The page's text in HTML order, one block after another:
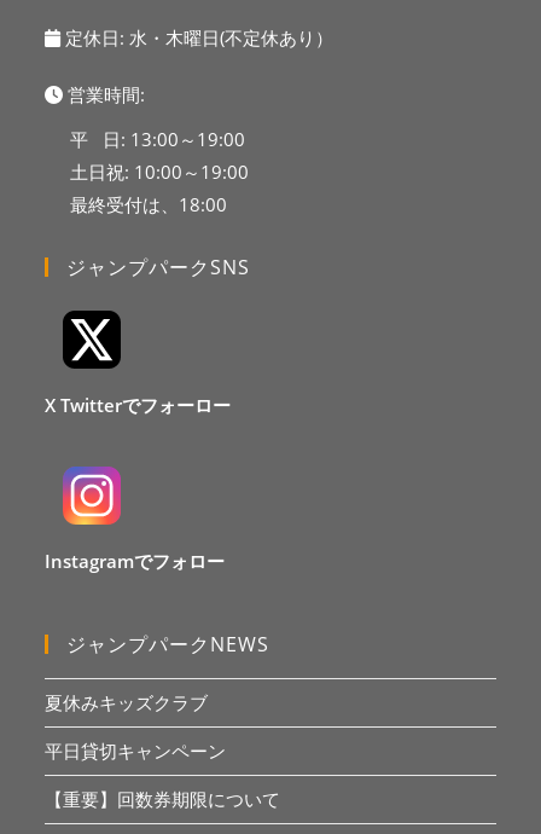
定休日: 水・木曜日(不定休あり）
営業時間:
平 日: 13:00～19:00
土日祝: 10:00～19:00
最終受付は、18:00
ジャンプパークSNS
X Twitterでフォーロー
Instagramでフォロー
ジャンプパークNEWS
夏休みキッズクラブ
平日貸切キャンペーン
【重要】回数券期限について